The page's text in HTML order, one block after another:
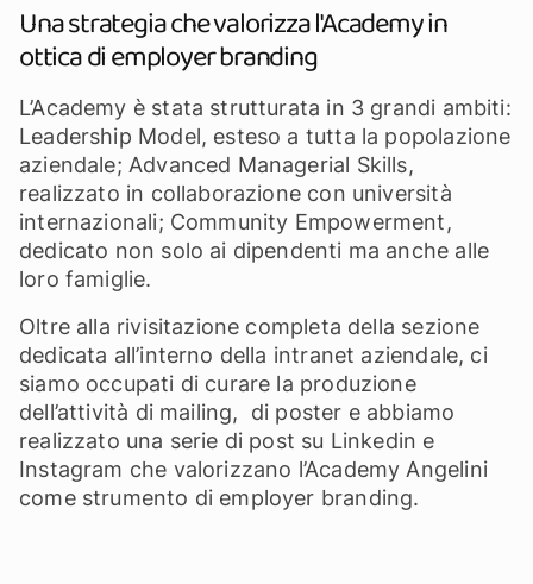
Una strategia che valorizza l'Academy in
ottica di employer branding
L’Academy è stata strutturata in 3 grandi ambiti:
Leadership Model, esteso a tutta la popolazione
aziendale; Advanced Managerial Skills,
realizzato in collaborazione con università
internazionali; Community Empowerment,
dedicato non solo ai dipendenti ma anche alle
loro famiglie.
Oltre alla rivisitazione completa della sezione
dedicata all’interno della intranet aziendale, ci
siamo occupati di curare la produzione
dell’attività di mailing, di poster e abbiamo
realizzato una serie di post su Linkedin e
Instagram che valorizzano l’Academy Angelini
come strumento di employer branding.